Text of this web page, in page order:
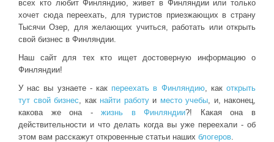
всех кто любит Финляндию, живет в Финляндии или только
хочет сюда переехать, для туристов приезжающих в страну
Тысячи Озер, для желающих учиться, работать или открыть
свой бизнес в Финляндии.
Наш сайт для тех кто ищет достоверную информацию о
Финляндии!
У нас вы узнаете - как переехать в Финляндию, какоткрыть
тут свой бизнес, как найти работуи место учебы, и, наконец,
какова же она -жизнь в Финляндии?! Какая она в
действительности и что делать когда вы уже переехали - об
этом вам расскажут откровенные статьи наших блогеров.